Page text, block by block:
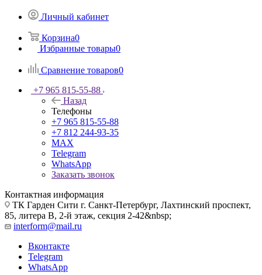
Личный кабинет
Корзина0
Избранные товары0
Сравнение товаров0
+7 965 815-55-88
Назад
Телефоны
+7 965 815-55-88
+7 812 244-93-35
MAX
Telegram
WhatsApp
Заказать звонок
Контактная информация
ТК Гарден Сити г. Санкт-Петербург, Лахтинский проспект,
85, литера В, 2-й этаж, секция 2-42&nbsp;
interform@mail.ru
Вконтакте
Telegram
WhatsApp